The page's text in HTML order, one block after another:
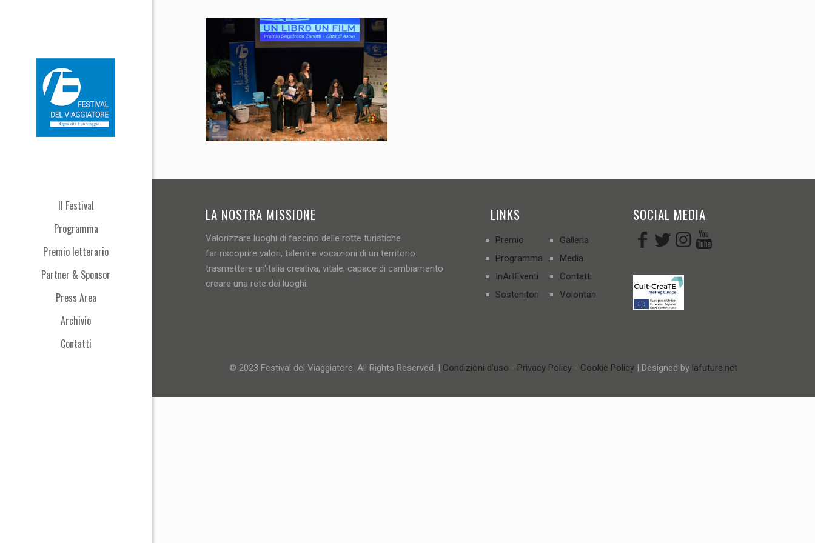
Il Festival
Programma
Premio letterario
Partner & Sponsor
Press Area
Archivio
Contatti
LA NOSTRA MISSIONE
Valorizzare luoghi di fascino delle rotte turistiche
far riscoprire valori, talenti e vocazioni di un territorio
trasmettere un'italia creativa, vitale, capace di cambiamento
creare una rete dei luoghi.
LINKS
Premio
Programma
InArtEventi
Sostenitori
Galleria
Media
Contatti
Volontari
SOCIAL MEDIA
© 2023 Festival del Viaggiatore. All Rights Reserved. | Condizioni d'uso - Privacy Policy - Cookie Policy | Designed by lafutura.net